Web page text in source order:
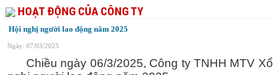
HOẠT ĐỘNG CỦA CÔNG TY
Hội nghị người lao động năm 2025
Ngày: 07/03/2025
Chiều ngày 06/3/2025, Công ty TNHH MTV